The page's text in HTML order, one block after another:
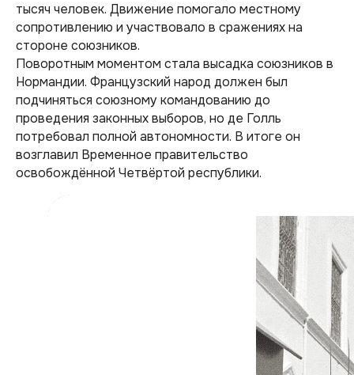
тысяч человек. Движение помогало местному
сопротивлению и участвовало в сражениях на
стороне союзников.
Поворотным моментом стала высадка союзников в
Нормандии. Французский народ должен был
подчиняться союзному командованию до
проведения законных выборов, но де Голль
потребовал полной автономности. В итоге он
возглавил Временное правительство
освобождённой Четвёртой республики.